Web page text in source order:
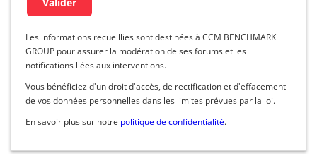
Les informations recueillies sont destinées à CCM BENCHMARK
GROUP pour assurer la modération de ses forums et les
notifications liées aux interventions.
Vous bénéficiez d'un droit d'accès, de rectification et d'effacement
de vos données personnelles dans les limites prévues par la loi.
En savoir plus sur notre politique de confidentialité.